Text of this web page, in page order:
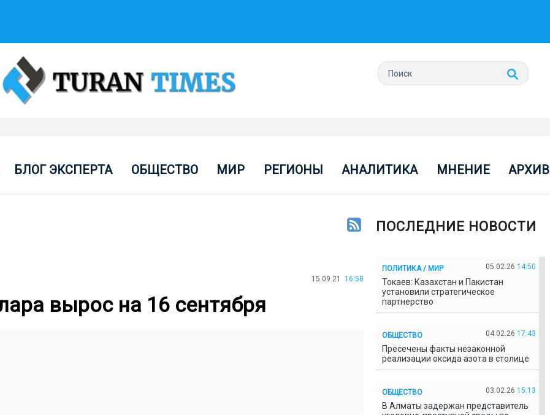
БЛОГ ЭКСПЕРТА ОБЩЕСТВО МИР РЕГИОНЫ АНАЛИТИКА МНЕНИЕ АРХИВ
15.09.21 16:58
вырос на 16 сентября
ПОСЛЕДНИЕ НОВОСТИ
ПОЛИТИКА / МИР 05.02.26 14:50
Токаев: Казахстан и Пакистан
установили стратегическое
партнерство
ОБЩЕСТВО 04.02.26 17:43
Пресечены факты незаконной
реализации оксида азота в столице
ОБЩЕСТВО 03.02.26 15:13
В Алматы задержан представитель